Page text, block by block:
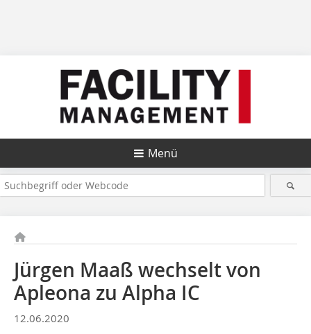
Menü
Jürgen Maaß wechselt von
Apleona zu Alpha IC
12.06.2020